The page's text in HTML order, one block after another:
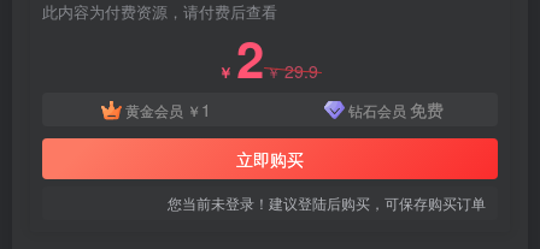
此内容为付费资源，请付费后查看
￥ 2￥29.9
黄金会员 ￥ 1 钻石会员 免费
立即购买
您当前未登录！建议登陆后购买，可保存购买订单